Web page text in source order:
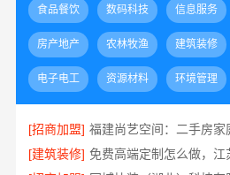
食品餐饮 数码科技 信息服务
房产地产 农林牧渔 建筑装修
电子电工 资源材料 环境管理
[招商加盟] 福建尚艺空间：二手房
[建筑装修] 免费高端定制怎么做，